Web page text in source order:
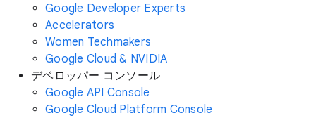
Google Developer Experts
Accelerators
Women Techmakers
Google Cloud & NVIDIA
デベロッパー コンソール
Google API Console
Google Cloud Platform Console